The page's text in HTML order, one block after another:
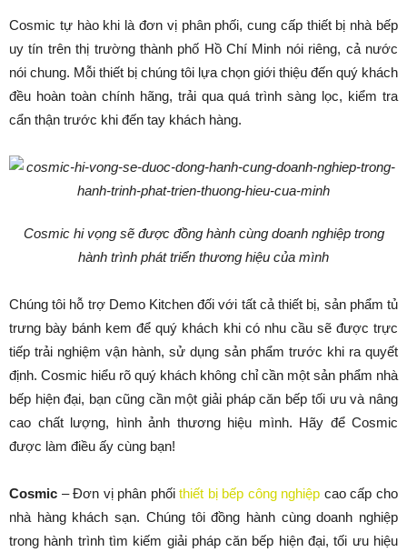
Cosmic tự hào khi là đơn vị phân phối, cung cấp thiết bị nhà bếp
uy tín trên thị trường thành phố Hồ Chí Minh nói riêng, cả nước
nói chung. Mỗi thiết bị chúng tôi lựa chọn giới thiệu đến quý khách
đều hoàn toàn chính hãng, trải qua quá trình sàng lọc, kiểm tra
cẩn thận trước khi đến tay khách hàng.
Cosmic hi vọng sẽ được đồng hành cùng doanh nghiệp trong
hành trình phát triển thương hiệu của mình
Chúng tôi hỗ trợ Demo Kitchen đối với tất cả thiết bị, sản phẩm tủ
trưng bày bánh kem để quý khách khi có nhu cầu sẽ được trực
tiếp trải nghiệm vận hành, sử dụng sản phẩm trước khi ra quyết
định. Cosmic hiểu rõ quý khách không chỉ cần một sản phẩm nhà
bếp hiện đại, bạn cũng cần một giải pháp căn bếp tối ưu và nâng
cao chất lượng, hình ảnh thương hiệu mình. Hãy để Cosmic
được làm điều ấy cùng bạn!
Cosmic – Đơn vị phân phốithiết bị bếp công nghiệp cao cấp cho
nhà hàng khách sạn. Chúng tôi đồng hành cùng doanh nghiệp
trong hành trình tìm kiếm giải pháp căn bếp hiện đại, tối ưu hiệu